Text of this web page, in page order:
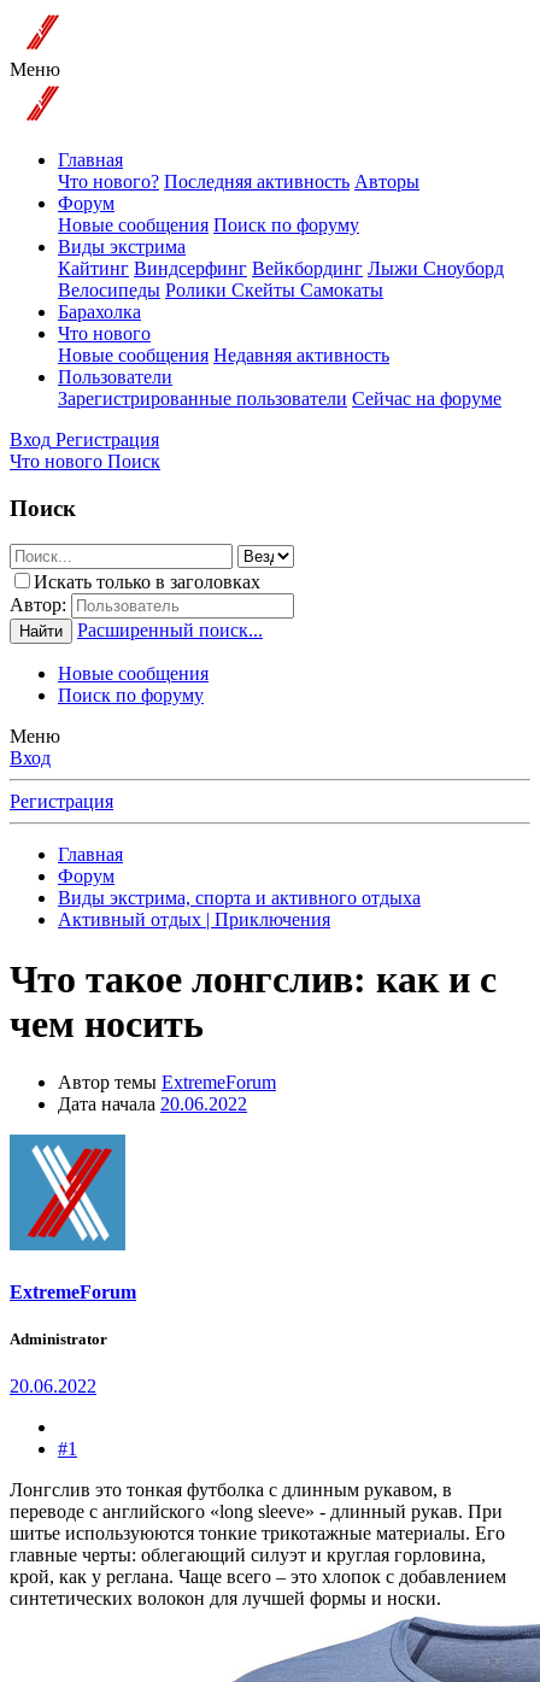
Меню
Главная
Что нового? Последняя активность Авторы
Форум
Новые сообщения Поиск по форуму
Виды экстрима
Кайтинг Виндсерфинг Вейкбординг Лыжи Сноуборд
Велосипеды Ролики Скейты Самокаты
Барахолка
Что нового
Новые сообщения Недавняя активность
Пользователи
Зарегистрированные пользователи Сейчас на форуме
Вход Регистрация
Что нового Поиск
Поиск
Искать только в заголовках
Автор:
Найти Расширенный поиск...
Новые сообщения
Поиск по форуму
Меню
Вход
Регистрация
Главная
Форум
Виды экстрима, спорта и активного отдыха
Активный отдых | Приключения
Что такое лонгслив: как и с
чем носить
Автор темы ExtremeForum
Дата начала 20.06.2022
ExtremeForum
Administrator
20.06.2022
#1
Лонгслив это тонкая футболка с длинным рукавом, в
переводе с английского «long sleeve» - длинный рукав. При
шитье используюются тонкие трикотажные материалы. Его
главные черты: облегающий силуэт и круглая горловина,
крой, как у реглана. Чаще всего – это хлопок с добавлением
синтетических волокон для лучшей формы и носки.